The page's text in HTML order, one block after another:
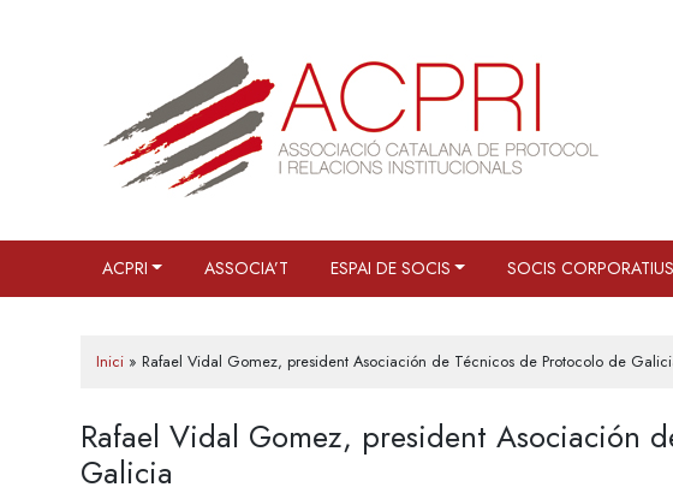
ACPRI ASSOCIA’T ESPAI DE SOCIS SOCIS CORPORATIUS
Inici» Rafael Vidal Gomez, president Asociación de Técnicos de Protocolo de
Rafael Vidal Gomez, president Asociación
Galicia